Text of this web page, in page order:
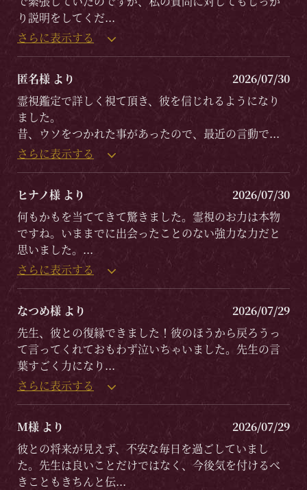
り説明をしてくだ...
さらに表示する
匿名様 より
2026/07/30
霊視鑑定で詳しく視て頂き、彼を信じれるようになり
ました。
昔、ウソをつかれた事があったので、最近の言動で...
さらに表示する
ヒナノ様 より
2026/07/30
何もかもを当ててきて驚きました。霊視のお力は本物
ですね。いままでに出会ったことのない強力な力だと
思いました。 ...
さらに表示する
なつめ様 より
2026/07/29
先生、彼との復縁できました！彼のほうから戻ろうっ
て言ってくれておもわず泣いちゃいました。先生の言
葉すごく力になり ...
さらに表示する
M様 より
2026/07/29
彼との将来が見えず、不安な毎日を過ごしていまし
た。先生は良いことだけではなく、今後気を付けるべ
きこともきちんと伝...